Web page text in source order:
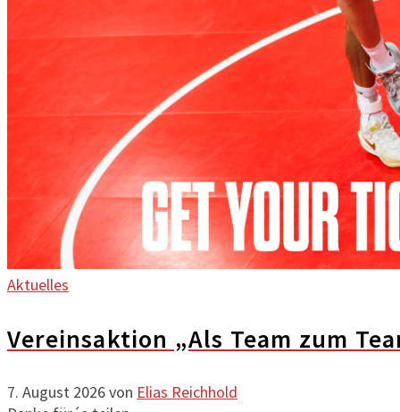
Aktuelles
Vereinsaktion „Als Team zum
7. August 2026von Elias Reichhold